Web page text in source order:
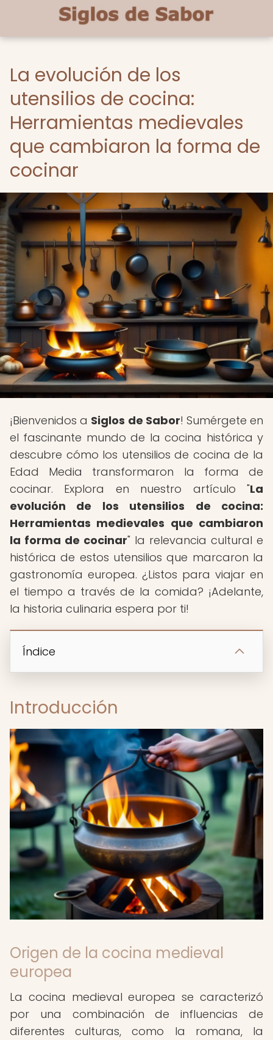
La evolución de los
utensilios de cocina:
Herramientas medievales
que cambiaron la forma de
cocinar
¡Bienvenidos a Siglos de Sabor! Sumérgete en
el fascinante mundo de la cocina histórica y
descubre cómo los utensilios de cocina de la
Edad Media transformaron la forma de
cocinar. Explora en nuestro artículo "La
evolución de los utensilios de cocina:
Herramientas medievales que cambiaron
la forma de cocinar" la relevancia cultural e
histórica de estos utensilios que marcaron la
gastronomía europea. ¿Listos para viajar en
el tiempo a través de la comida? ¡Adelante,
la historia culinaria espera por ti!
Índice
Introducción
Origen de la cocina medieval
europea
La cocina medieval europea se caracterizó
por una combinación de influencias de
diferentes culturas, como la romana, la